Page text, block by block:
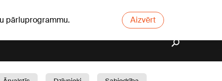
pārluprogrammu. Aizvērt